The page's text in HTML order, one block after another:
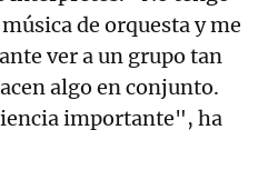
de orquesta y me
ver a un grupo tan
algo en conjunto.
importante", ha